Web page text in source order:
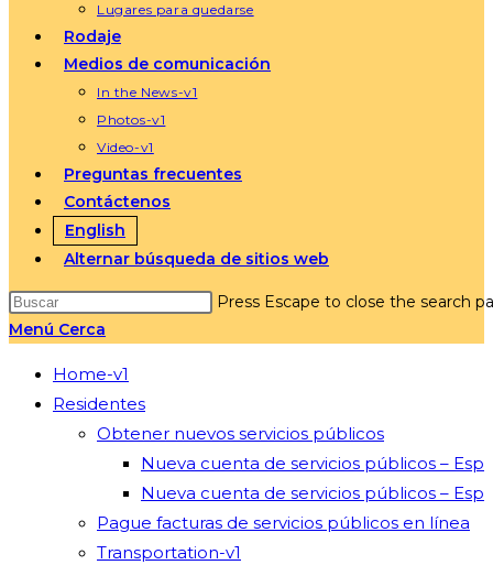
Lugares para quedarse
Rodaje
Medios de comunicación
In the News-v1
Photos-v1
Video-v1
Preguntas frecuentes
Contáctenos
English
Alternar búsqueda de sitios web
Press Escape to close the search
Menú Cerca
Home-v1
Residentes
Obtener nuevos servicios públicos
Nueva cuenta de servicios públicos – Esp
Nueva cuenta de servicios públicos – Esp
Pague facturas de servicios públicos en línea
Transportation-v1